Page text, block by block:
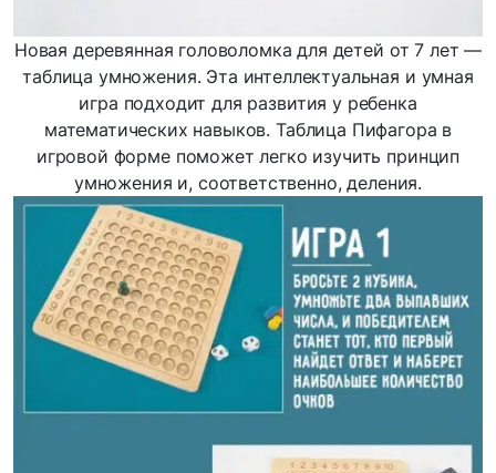
Новая деревянная головоломка для детей от 7 лет —
таблица умножения. Эта интеллектуальная и умная
игра подходит для развития у ребенка
математических навыков. Таблица Пифагора в
игровой форме поможет легко изучить принцип
умножения и, соответственно, деления.